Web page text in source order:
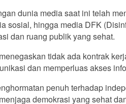
dunia media saat ini telah
sosial, hingga media DFK
dan ruang publik yang sehat.
tidak ada kontrak
dan memperluas akses
penuh terhadap
demokrasi yang sehat